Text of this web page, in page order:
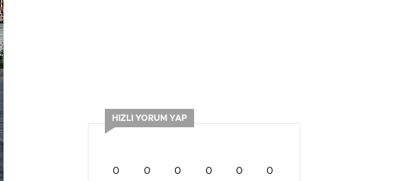
HIZLI YORUM YAP
0 0 0 0 0 0